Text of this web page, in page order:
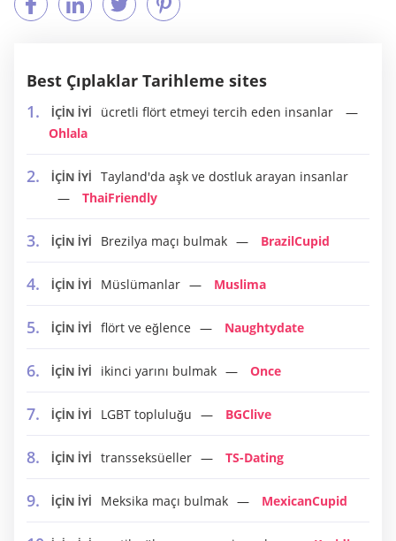
Best Çıplaklar Tarihleme sites
İÇİN İYİ
ücretli flört etmeyi tercih eden insanlar
Ohlala
İÇİN İYİ
Tayland'da aşk ve dostluk arayan insanlar
ThaiFriendly
İÇİN İYİ Brezilya maçı bulmak BrazilCupid
İÇİN İYİ Müslümanlar Muslima
İÇİN İYİ flört ve eğlence Naughtydate
İÇİN İYİ ikinci yarını bulmak Once
İÇİN İYİ LGBT topluluğu BGClive
İÇİN İYİ transseksüeller TS-Dating
İÇİN İYİ Meksika maçı bulmak MexicanCupid